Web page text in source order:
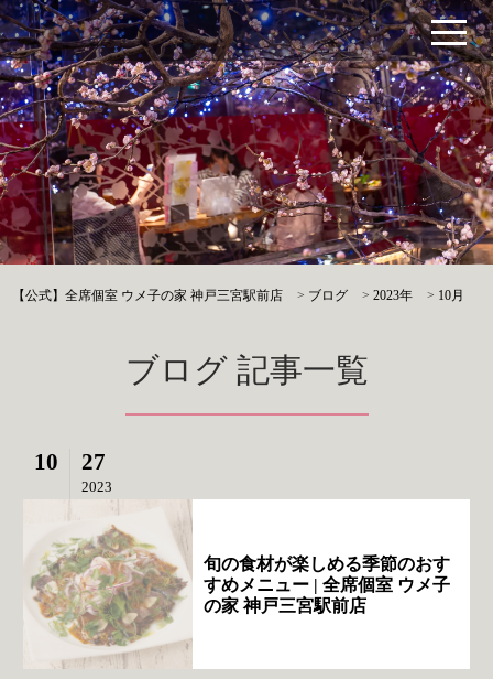
【公式】全席個室 ウメ子の家 神戸三宮駅前店 > ブログ >2023年 > 10月
ブログ 記事一覧
10 27
2023
旬の食材が楽しめる季節のおす
すめメニュー | 全席個室 ウメ子
の家 神戸三宮駅前店